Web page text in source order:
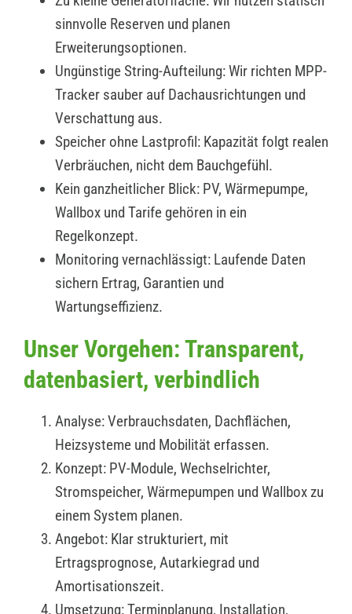
sinnvolle Reserven und planen
Erweiterungsoptionen.
Ungünstige String-Aufteilung: Wir richten MPP-
Tracker sauber auf Dachausrichtungen und
Verschattung aus.
Speicher ohne Lastprofil: Kapazität folgt realen
Verbräuchen, nicht dem Bauchgefühl.
Kein ganzheitlicher Blick: PV, Wärmepumpe,
Wallbox und Tarife gehören in ein
Regelkonzept.
Monitoring vernachlässigt: Laufende Daten
sichern Ertrag, Garantien und
Wartungseffizienz.
Unser Vorgehen: Transparent,
datenbasiert, verbindlich
Analyse: Verbrauchsdaten, Dachflächen,
Heizsysteme und Mobilität erfassen.
Konzept: PV-Module, Wechselrichter,
Stromspeicher, Wärmepumpen und Wallbox zu
einem System planen.
Angebot: Klar strukturiert, mit
Ertragsprognose, Autarkiegrad und
Amortisationszeit.
Umsetzung: Terminplanung, Installation,